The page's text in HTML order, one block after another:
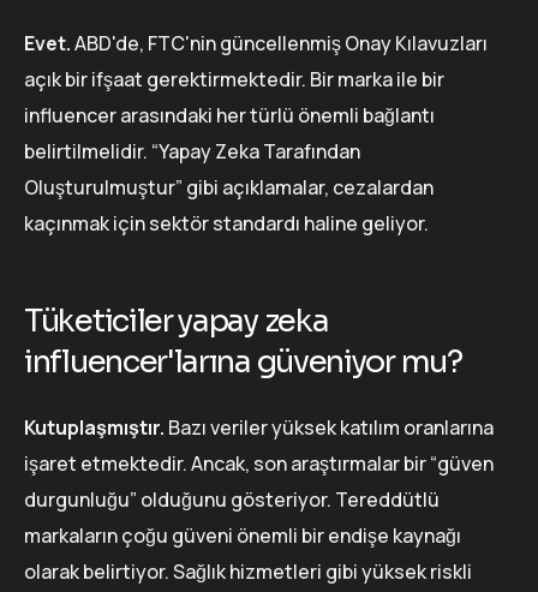
Evet.ABD'de, FTC'nin güncellenmiş Onay Kılavuzları
açık bir ifşaat gerektirmektedir. Bir marka ile bir
influencer arasındaki her türlü önemli bağlantı
belirtilmelidir. “Yapay Zeka Tarafından
Oluşturulmuştur” gibi açıklamalar, cezalardan
kaçınmak için sektör standardı haline geliyor.
Tüketiciler yapay zeka
influencer'larına güveniyor mu?
Kutuplaşmıştır. Bazı veriler yüksek katılım oranlarına
işaret etmektedir. Ancak, son araştırmalar bir “güven
durgunluğu” olduğunu gösteriyor. Tereddütlü
markaların çoğu güveni önemli bir endişe kaynağı
olarak belirtiyor. Sağlık hizmetleri gibi yüksek riskli